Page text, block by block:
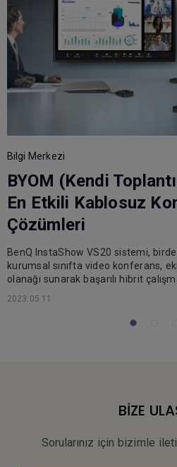
Bilgi Merkezi
BYOM (Kendi
En Etkili Kablosuz
Çözümleri
BenQ InstaShow VS20 sistemi,
kurumsal sınıfta video konferans,
olanağı sunarak başarılı hibrit
2023.05.11
BİZE
Sorularınız için bizimle